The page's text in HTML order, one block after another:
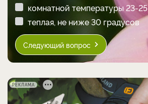
комнатной температуры 23-25
теплая, не ниже 30 градусов
Следующий вопрос
РЕКЛАМА